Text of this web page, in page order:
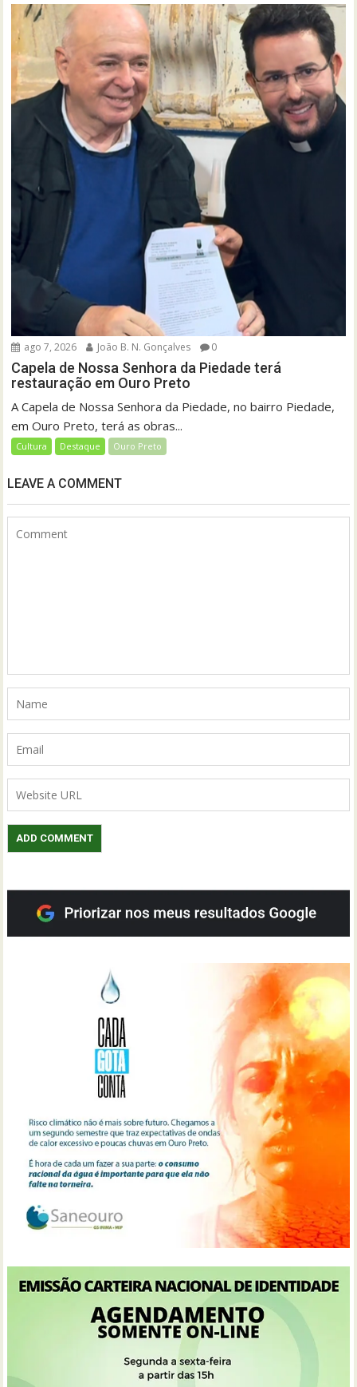
ago 7, 2026 João B. N. Gonçalves 0
Capela de Nossa Senhora da Piedade terá
restauração em Ouro Preto
A Capela de Nossa Senhora da Piedade, no bairro Piedade,
em Ouro Preto, terá as obras...
Cultura Destaque Ouro Preto
LEAVE A COMMENT